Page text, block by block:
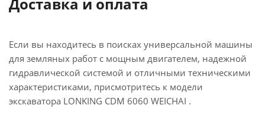
Если вы находитесь в поисках универсальной машины
для земляных работ с мощным двигателем, надежной
гидравлической системой и отличными техническими
характеристиками, присмотритесь к модели
экскаватора LONKING CDM 6060 WEICHAI .